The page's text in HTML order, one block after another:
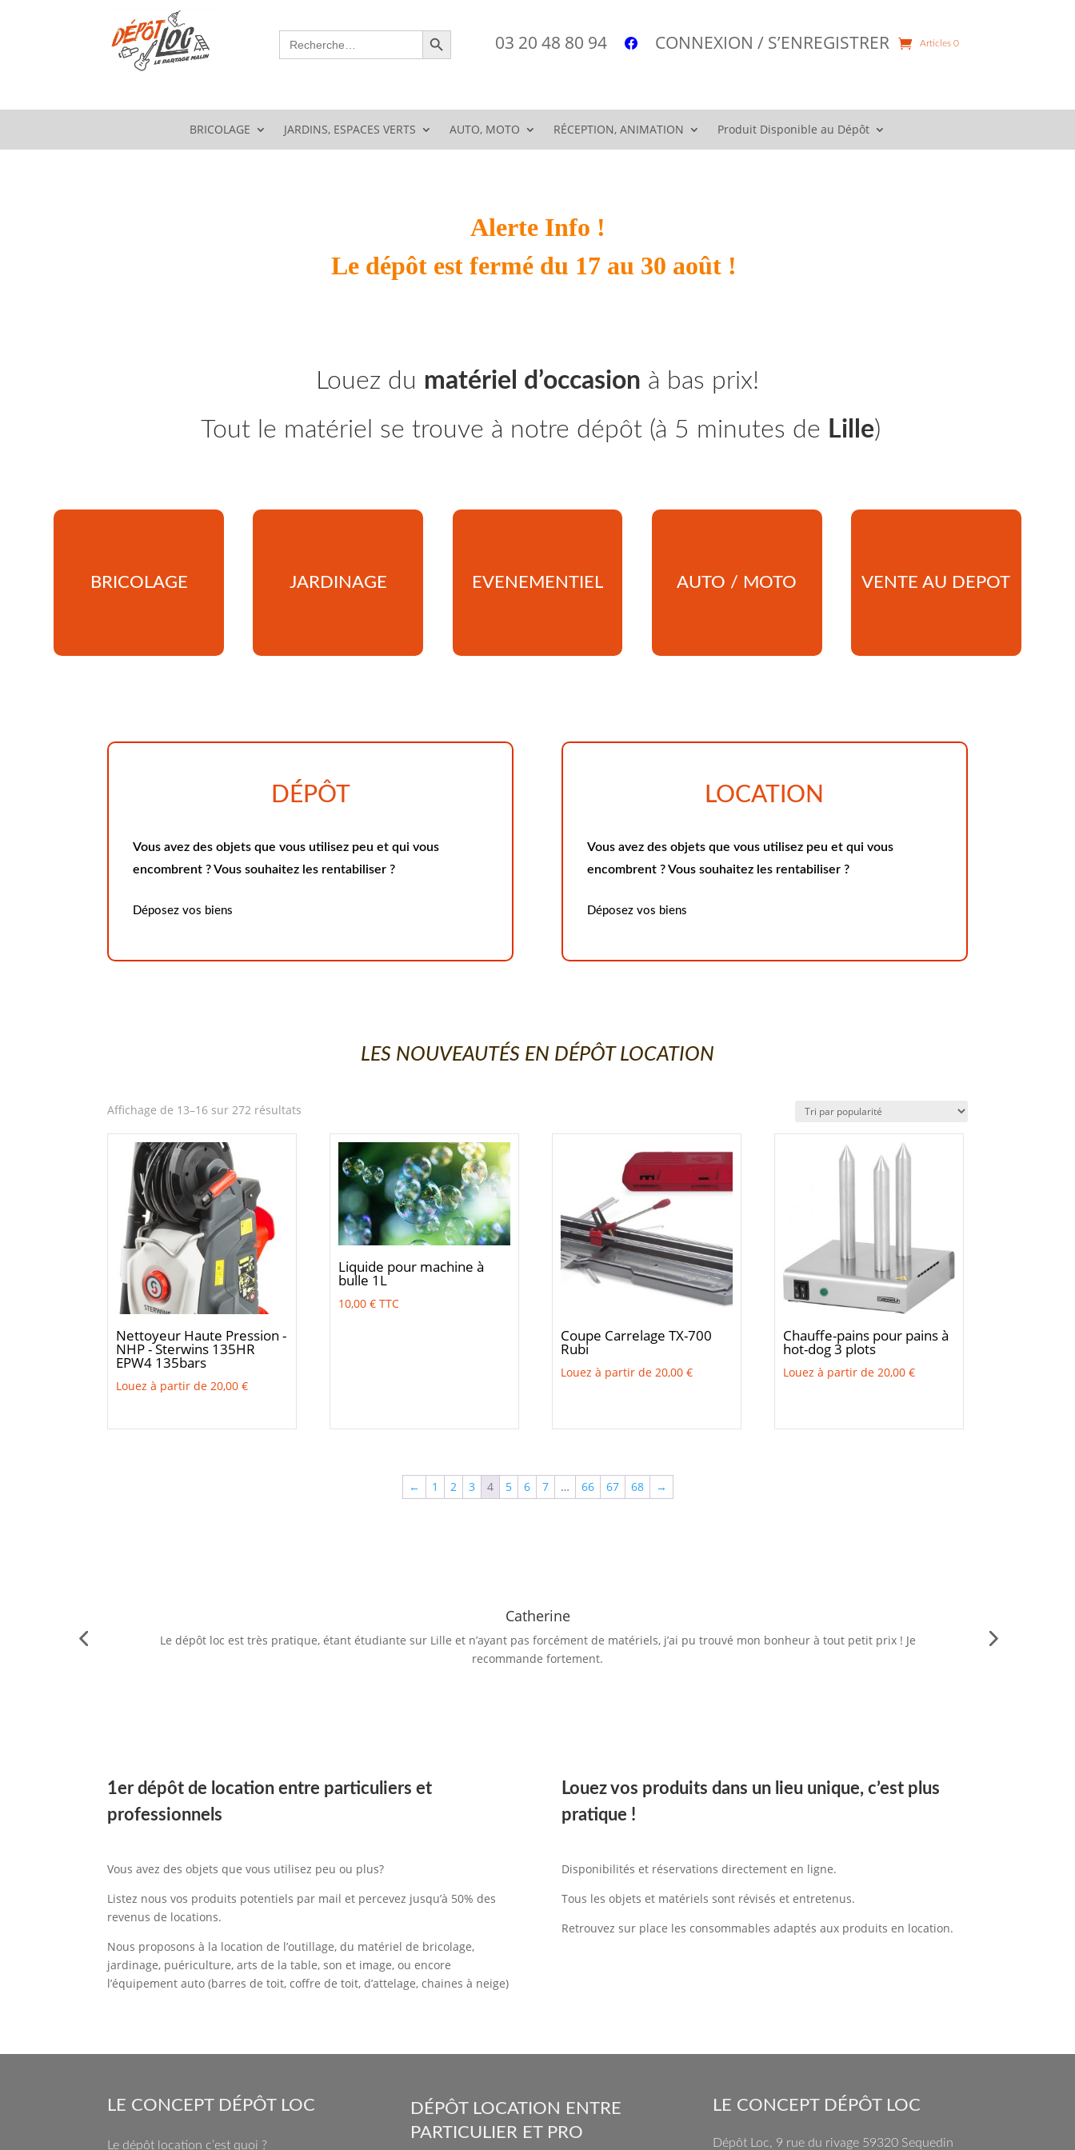
Search
for:
Search Button
03 20 48 80 94 CONNEXION / S’ENREGISTRER Articles 0
BRICOLAGE JARDINS, ESPACES VERTS AUTO, MOTO RÉCEPTION, ANIMATION Produit Disponible au Dépôt
Alerte Info !
Le dépôt est fermé du 17 au 30 août !
Louez du matériel d’occasion à bas prix!
Tout le matériel se trouve à notre dépôt (à 5 minutes de Lille)
BRICOLAGE JARDINAGE EVENEMENTIEL AUTO / MOTO VENTE AU DEPOT
DÉPÔT
Vous avez des objets que vous utilisez peu et qui vous
encombrent ? Vous souhaitez les rentabiliser ?
Déposez vos biens
LOCATION
Vous avez des objets que vous utilisez peu et qui vous
encombrent ? Vous souhaitez les rentabiliser ?
Déposez vos biens
LES NOUVEAUTÉS EN DÉPÔT LOCATION
Affichage de 13–16 sur 272 résultats
moyenne
Nettoyeur Haute Pression -
NHP - Sterwins 135HR
EPW4 135bars
Louez à partir de20,00€
Liquide pour machine à
bulle 1L
10,00€ TTC
Coupe Carrelage TX-700
Rubi
Louez à partir de20,00€
Chauffe-pains pour pains à
hot-dog 3 plots
Louez à partir de20,00€
← 1 2 3 4 5 6 7 … 66 67 68 →
Catherine
Le dépôt loc est très pratique, étant étudiante sur Lille et n’ayant pas forcément de matériels, j’ai pu trouvé mon bonheur à tout petit prix ! Je
recommande fortement.
1er dépôt de location entre particuliers et
professionnels
Vous avez des objets que vous utilisez peu ou plus?
Listez nous vos produits potentiels par mail et percevez jusqu’à 50% des
revenus de locations.
Nous proposons à la location de l’outillage, du matériel de bricolage,
jardinage, puériculture, arts de la table, son et image, ou encore
l’équipement auto (barres de toit, coffre de toit, d’attelage, chaines à neige)
Louez vos produits dans un lieu unique, c’est plus
pratique !
Disponibilités et réservations directement en ligne.
Tous les objets et matériels sont révisés et entretenus.
Retrouvez sur place les consommables adaptés aux produits en location.
LE CONCEPT DÉPÔT LOC
Le dépôt location c’est quoi ?
DÉPÔT LOCATION ENTRE
PARTICULIER ET PRO
LE CONCEPT DÉPÔT LOC
Dépôt Loc, 9 rue du rivage 59320 Sequedin